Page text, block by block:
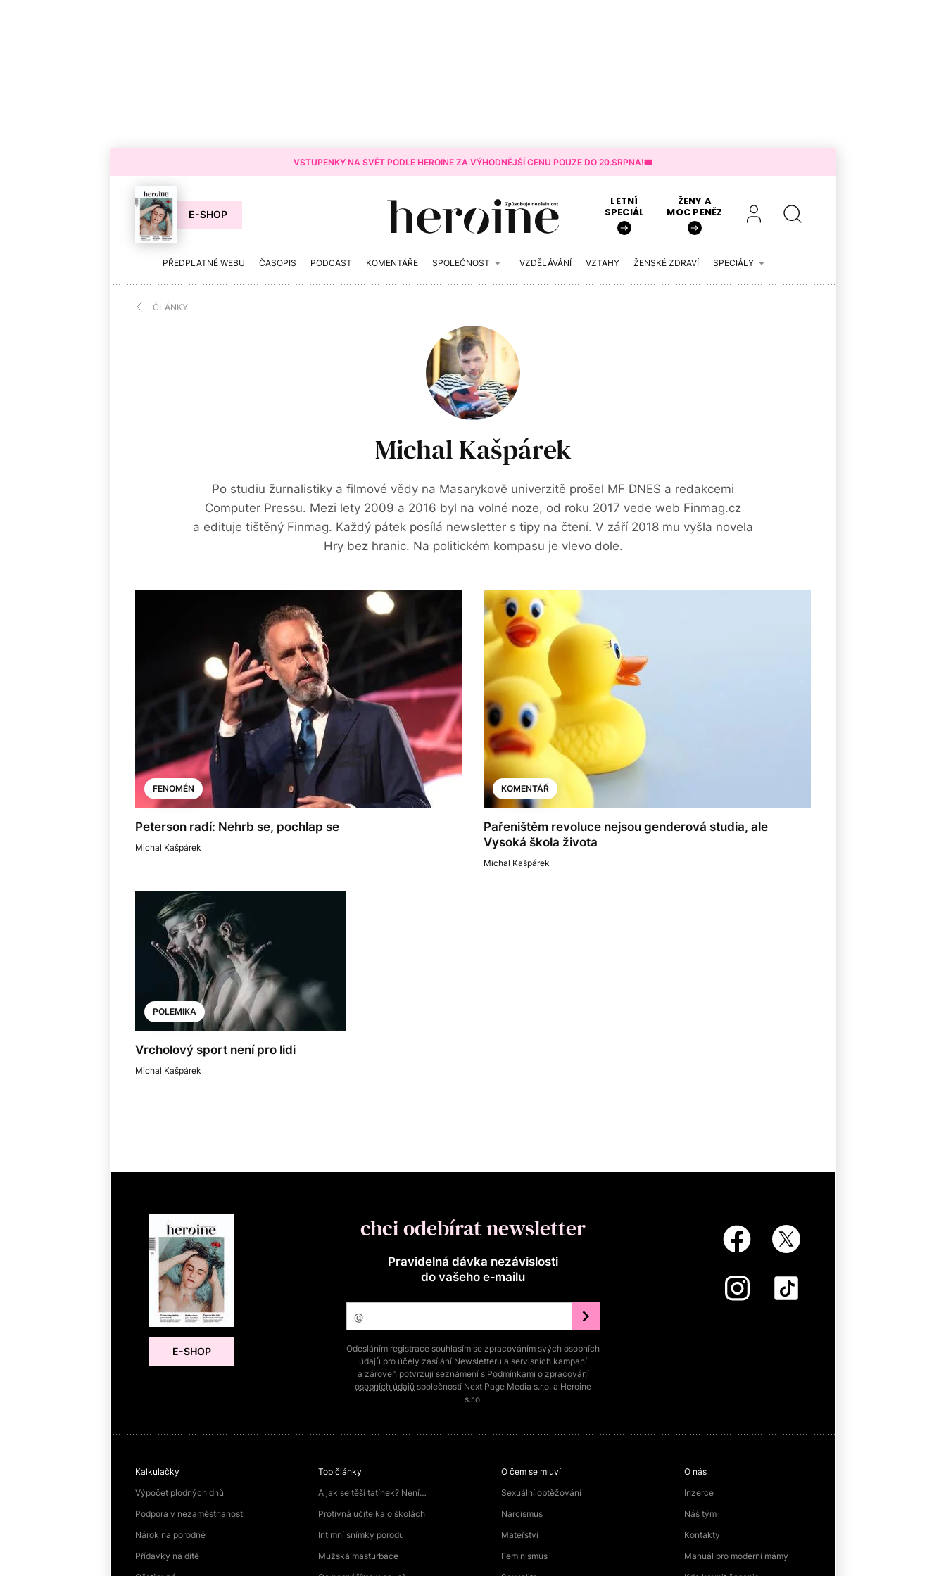
VSTUPENKY NA SVĚT PODLE HEROINE ZA VÝHODNĚJŠÍ CENU POUZE DO 20.SRPNA!🎟️
E-SHOP
LETNÍ
SPECIÁL
ŽENY A
MOC PENĚZ
PŘEDPLATNÉ WEBU ČASOPIS PODCAST KOMENTÁŘE SPOLEČNOST VZDĚLÁVÁNÍ VZTAHY ŽENSKÉ ZDRAVÍ SPECIÁLY
ČLÁNKY
Michal Kašpárek
Po studiu žurnalistiky a filmové vědy na Masarykově univerzitě prošel MF DNES a redakcemi
Computer Pressu. Mezi lety 2009 a 2016 byl na volné noze, od roku 2017 vede web Finmag.cz
a edituje tištěný Finmag. Každý pátek posílá newsletter s tipy na čtení. V září 2018 mu vyšla novela
Hry bez hranic. Na politickém kompasu je vlevo dole.
FENOMÉN
Peterson radí: Nehrb se, pochlap se
Michal Kašpárek
KOMENTÁŘ
Pařeništěm revoluce nejsou genderová studia, ale
Vysoká škola života
Michal Kašpárek
POLEMIKA
Vrcholový sport není pro lidi
Michal Kašpárek
E-SHOP
chci odebírat newsletter
Pravidelná dávka nezávislosti
do vašeho e‑mailu
Odesláním registrace souhlasím se zpracováním svých osobních
údajů pro účely zasílání Newsletteru a servisních kampaní
a zároveň potvrzuji seznámení s Podmínkami o zpracování
osobních údajů společností Next Page Media s.r.o. a Heroine
s.r.o.
Kalkulačky
Výpočet plodných dnů
Podpora v nezaměstnanosti
Nárok na porodné
Přídavky na dítě
Top články
A jak se těší tatínek? Není…
Protivná učitelka o školách
Intimní snímky porodu
Mužská masturbace
O čem se mluví
Sexuální obtěžování
Narcismus
Mateřství
Feminismus
O nás
Inzerce
Náš tým
Kontakty
Manuál pro moderní mámy